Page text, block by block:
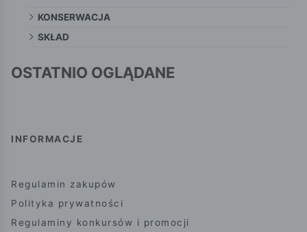
KONSERWACJA
SKŁAD
OSTATNIO OGLĄDANE
INFORMACJE
Regulamin zakupów
Polityka prywatności
Regulaminy konkursów i promocji